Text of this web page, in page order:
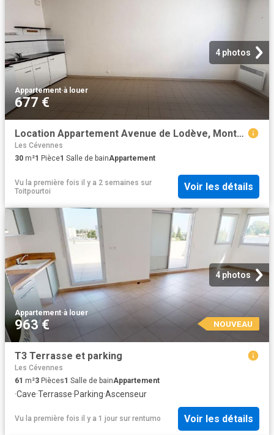
4 photos
Appartement·à louer
677 €
Location Appartement Avenue de Lodève, Montpellier
Les Cévennes
30 m²1 Pièce1 Salle de bainAppartement
Vu la première fois il y a 2 semaines sur
Toitpourtoi
Voir les détails
4 photos
Appartement·à louer
963 € NOUVEAU
T3 Terrasse et parking
Les Cévennes
61 m²3 Pièces1 Salle de bainAppartement
·Cave·Terrasse·Parking·Ascenseur
Vu la première fois il y a 1 jour sur rentumo Voir les détails